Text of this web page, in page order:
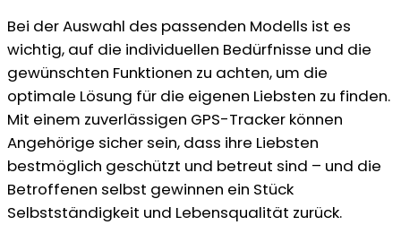
Bei der Auswahl des passenden Modells ist es
wichtig, auf die individuellen Bedürfnisse und die
gewünschten Funktionen zu achten, um die
optimale Lösung für die eigenen Liebsten zu finden.
Mit einem zuverlässigen GPS-Tracker können
Angehörige sicher sein, dass ihre Liebsten
bestmöglich geschützt und betreut sind – und die
Betroffenen selbst gewinnen ein Stück
Selbstständigkeit und Lebensqualität zurück.